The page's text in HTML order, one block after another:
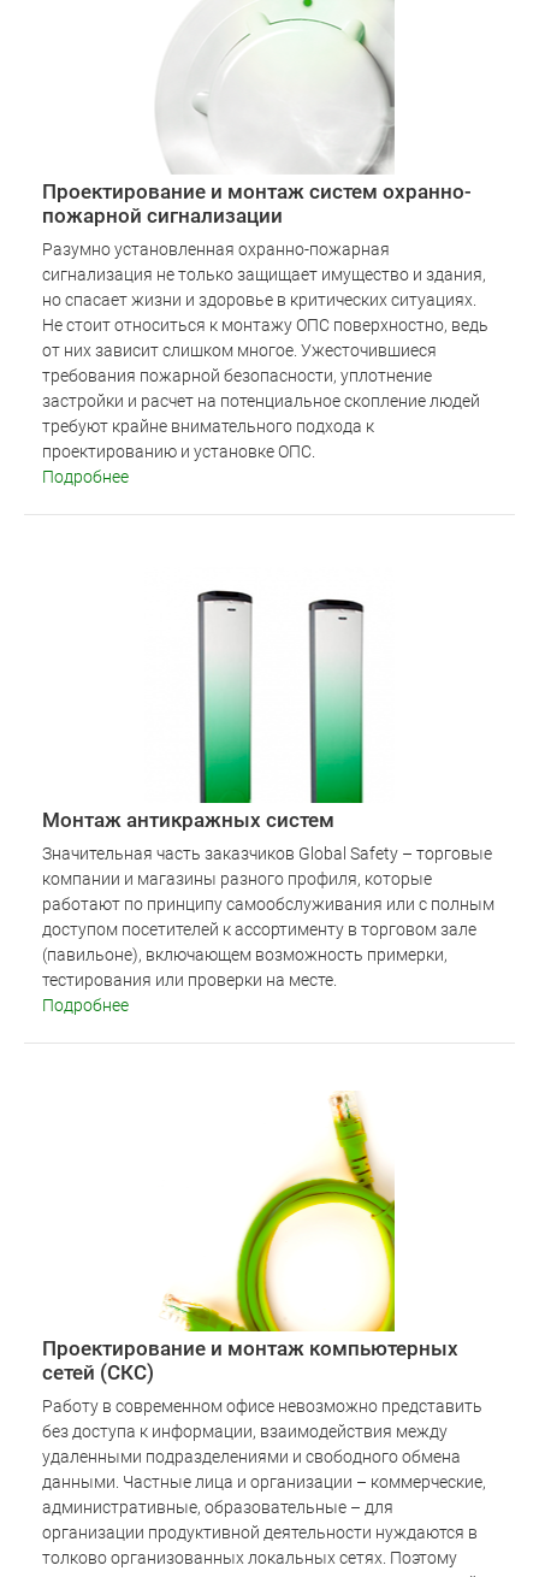
Проектирование и монтаж систем охранно-
пожарной сигнализации
Разумно установленная охранно-пожарная
сигнализация не только защищает имущество и здания,
но спасает жизни и здоровье в критических ситуациях.
Не стоит относиться к монтажу ОПС поверхностно, ведь
от них зависит слишком многое. Ужесточившиеся
требования пожарной безопасности, уплотнение
застройки и расчет на потенциальное скопление людей
требуют крайне внимательного подхода к
проектированию и установке ОПС.
Подробнее
Монтаж антикражных систем
Значительная часть заказчиков Global Safety – торговые
компании и магазины разного профиля, которые
работают по принципу самообслуживания или с полным
доступом посетителей к ассортименту в торговом зале
(павильоне), включающем возможность примерки,
тестирования или проверки на месте.
Подробнее
Проектирование и монтаж компьютерных
сетей (СКС)
Работу в современном офисе невозможно представить
без доступа к информации, взаимодействия между
удаленными подразделениями и свободного обмена
данными. Частные лица и организации – коммерческие,
административные, образовательные – для
организации продуктивной деятельности нуждаются в
толково организованных локальных сетях. Поэтому